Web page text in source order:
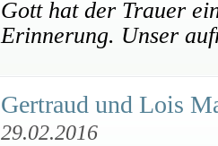
Gott hat der Trauer
Erinnerung. Unser
Gertraud und Lois
29.02.2016